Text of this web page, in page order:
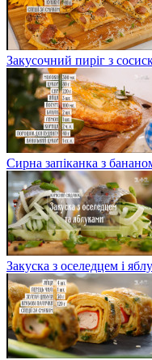
Закусочний пиріг з
Сирна запіканка з
Закуска з оселедцем і